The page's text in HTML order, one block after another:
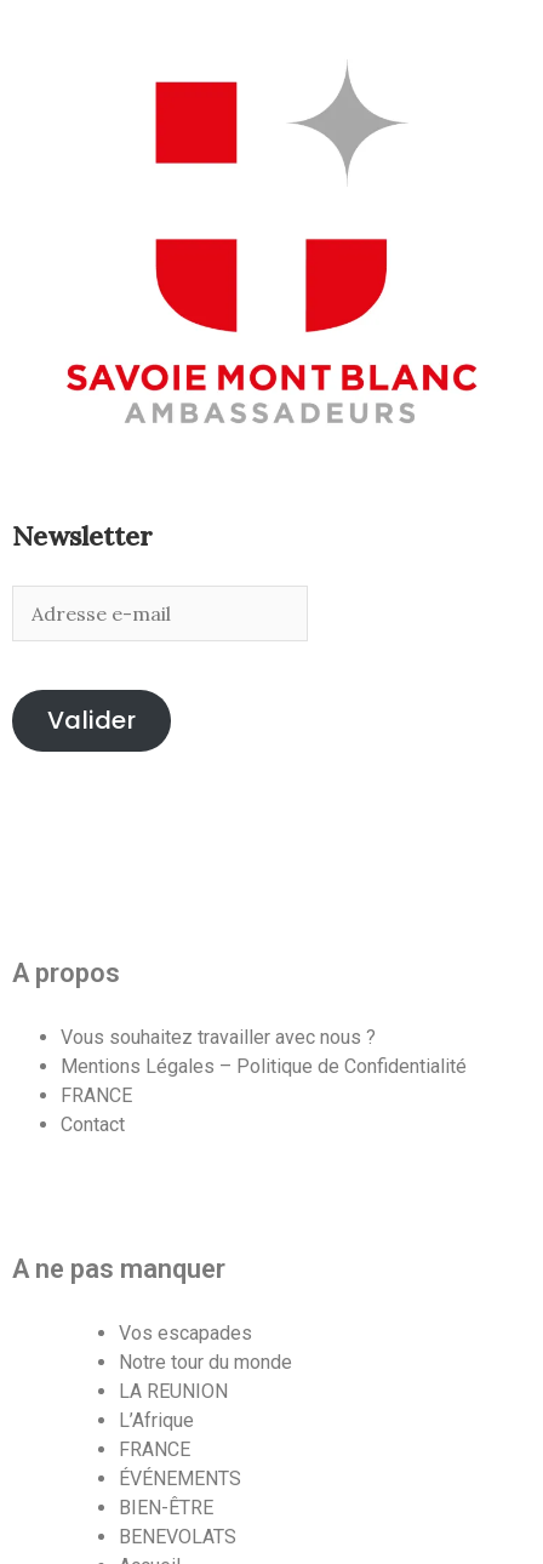
Newsletter
Valider
A propos
Vous souhaitez travailler avec nous ?
Mentions Légales – Politique de Confidentialité
FRANCE
Contact
A ne pas manquer
Vos escapades
Notre tour du monde
LA REUNION
L’Afrique
FRANCE
ÉVÉNEMENTS
BIEN-ÊTRE
BENEVOLATS